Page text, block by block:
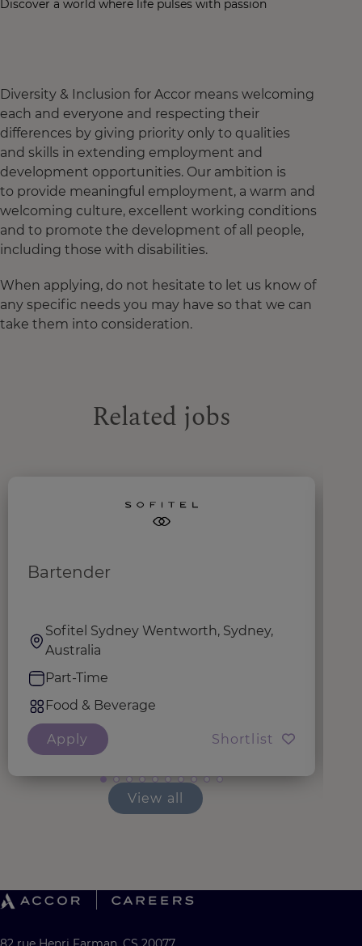
Discover a world where life pulses with passion
Diversity & Inclusion for Accor means welcoming
each and everyone and respecting their
differences by giving priority only to qualities
and skills in extending employment and
development opportunities. Our ambition is
to provide meaningful employment, a warm and
welcoming culture, excellent working conditions
and to promote the development of all people,
including those with disabilities.
When applying, do not hesitate to let us know of
any specific needs you may have so that we can
take them into consideration.
Related jobs
Bartender
Sofitel Sydney Wentworth, Sydney,
Australia
Part-Time
Food & Beverage
Apply Shortlist
View all